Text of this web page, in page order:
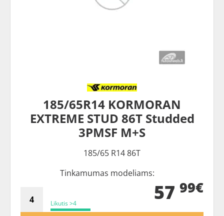
185/65R14 KORMORAN
EXTREME STUD 86T Studded
3PMSF M+S
185/65 R14 86T
Tinkamumas modeliams:
Likutis >4 57 99€